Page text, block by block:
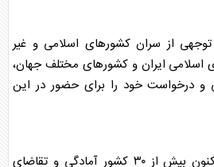
توجهی از سران کشورهای اسلامی و غیر
اسلامی ایران و کشورهای مختلف جهان،
و درخواست خود را برای حضور در این
پورجمشیدیان بیان کرد: تاکنون بیش از ۳۰ کشور آمادگی و تقاضای